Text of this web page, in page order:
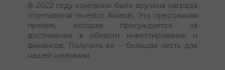
В 2022 году компании была вручена награда
International Investor Awards. Это престижная
премия, которая присуждается за
достижения в области инвестирования и
финансов. Получить ее – большая честь для
нашей компании.